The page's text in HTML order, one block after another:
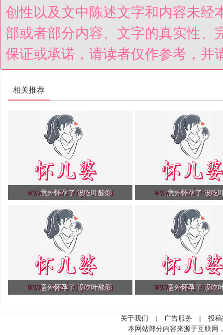
创性以及文中陈述文字和内容未经
部或者部分内容、文字的真实性、
保证或承诺，请读者仅作参考，并
相关推荐
意外怀孕了 没吃叶酸影 意外怀孕了 没吃
意外怀孕了 没吃叶酸影 意外怀孕了 没吃
关于我们 | 广告服务 |
投
本网站部分内容来源于互联网